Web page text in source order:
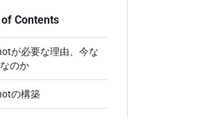
Contents
が必要な理由、今な
のか
の構築